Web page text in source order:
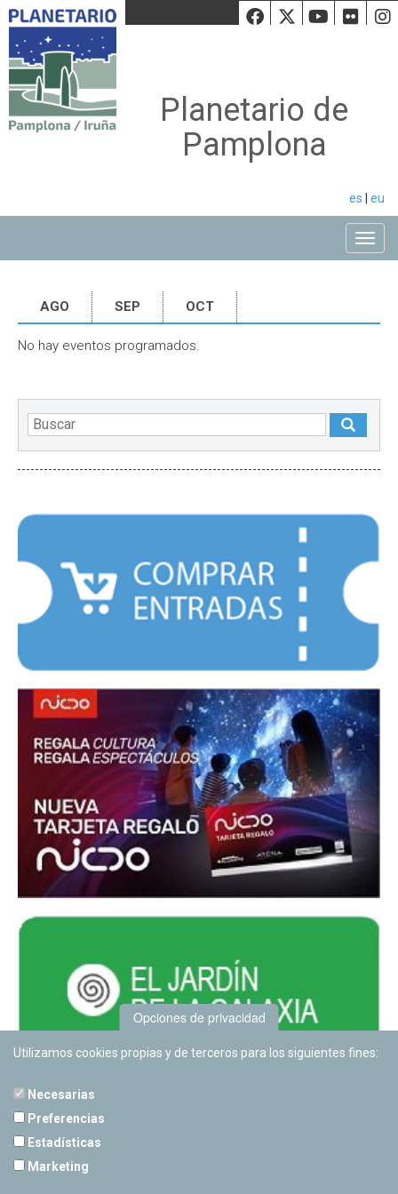
Facebook
Twiiter
Planetario de
Pamplona
es eu
AGO SEP OCT
No hay eventos programados.
Opciones de privacidad
Utilizamos cookies propias y de terceros para los siguientes fines:
Necesarias
Preferencias
Estadísticas
Marketing